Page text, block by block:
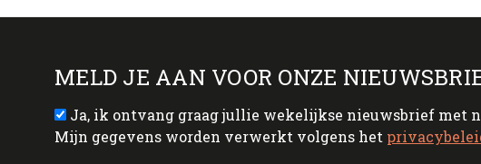
MELD JE AAN VOOR ONZE
Ja, ik ontvang graag jullie wekelijkse nieuwsbrief met
Mijn gegevens worden verwerkt volgens het